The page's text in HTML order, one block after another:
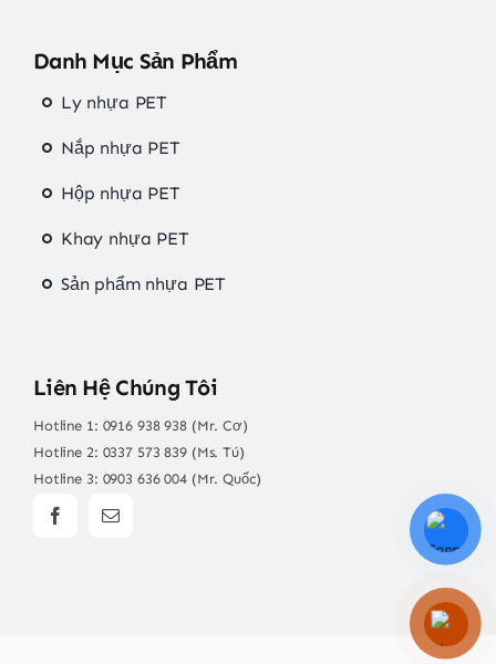
Danh Mục Sản Phẩm
Ly nhựa PET
Nắp nhựa PET
Hộp nhựa PET
Khay nhựa PET
Sản phẩm nhựa PET
Liên Hệ Chúng Tôi
Hotline 1: 0916 938 938 (Mr. Cơ)
Hotline 2: 0337 573 839 (Ms. Tú)
Hotline 3: 0903 636 004 (Mr. Quốc)